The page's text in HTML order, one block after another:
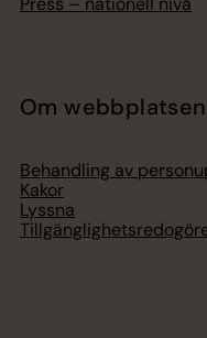
Om webbplatsen
Behandling av
Kakor
Lyssna